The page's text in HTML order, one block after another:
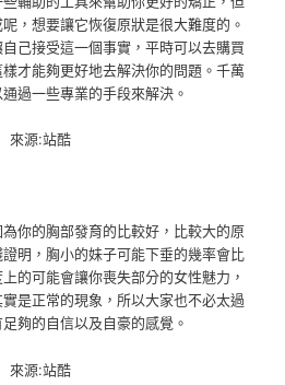
，想要讓它恢復原狀是很大難度的。
己接受這一個事實，平時可以去購買
才能夠更好地去解決你的問題。千萬
過一些專業的手段來解決。
來源:站酷
你的胸部發育的比較好，比較大的原
明，胸小的妹子可能下垂的幾率會比
的可能會讓你喪失部分的女性魅力，
是正常的現象，所以大家也不必太過
夠的自信以及自豪的感覺。
來源:站酷